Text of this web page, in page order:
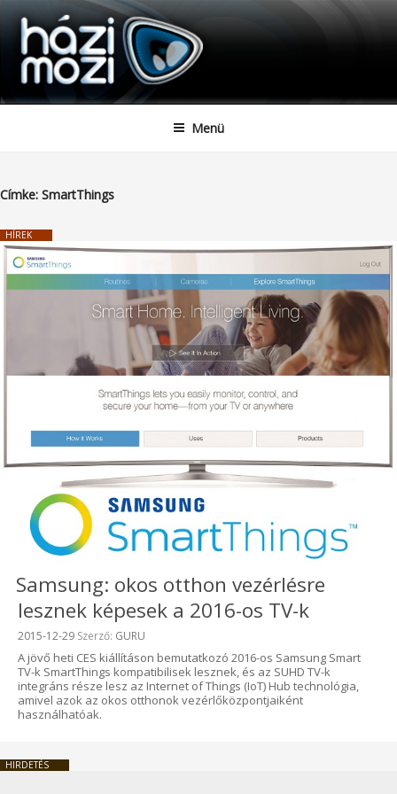
Tartalomhoz
HAZIMOZI
Menü
Címke: SmartThings
HÍREK
Samsung: okos otthon vezérlésre
lesznek képesek a 2016-os TV-k
Beküldve:
2015-12-29 Szerző: GURU
A jövő heti CES kiállításon bemutatkozó 2016-os Samsung Smart
TV-k SmartThings kompatibilisek lesznek, és az SUHD TV-k
integráns része lesz az Internet of Things (IoT) Hub technológia,
amivel azok az okos otthonok vezérlőközpontjaiként
használhatóak.
HIRDETÉS